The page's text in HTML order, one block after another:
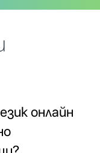
онлайн